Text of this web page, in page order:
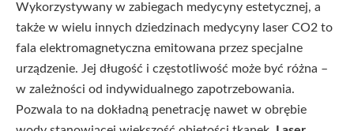
Wykorzystywany w zabiegach medycyny estetycznej, a
także w wielu innych dziedzinach medycyny laser CO2 to
fala elektromagnetyczna emitowana przez specjalne
urządzenie. Jej długość i częstotliwość może być różna –
w zależności od indywidualnego zapotrzebowania.
Pozwala to na dokładną penetrację nawet w obrębie